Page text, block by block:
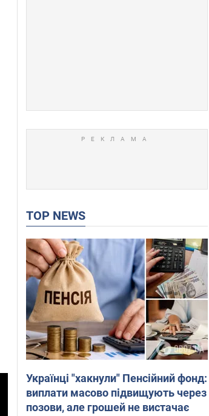
TOP NEWS
Українці "хакнули" Пенсійний фонд:
виплати масово підвищують через
позови, але грошей не вистачає